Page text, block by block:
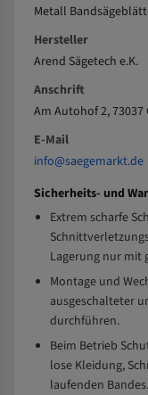
Metall
Hersteller
Arend Sägetech e.K.
Anschrift
Am Autohof 2,
E-Mail
info@saegemarkt.de
Sicherheits- und
Extrem scharfe
Lagerung nur mit
Montage und
ausgeschalteter
durchführen.
Beim Betrieb
lose Kleidung,
laufenden Bandes.